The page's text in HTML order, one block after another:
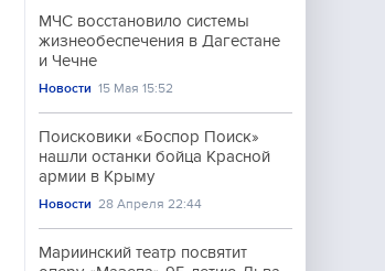
МЧС восстановило системы
жизнеобеспечения в Дагестане
и Чечне
Новости 15 Мая 15:52
Поисковики «Боспор Поиск»
нашли останки бойца Красной
армии в Крыму
Новости 28 Апреля 22:44
Мариинский театр посвятит